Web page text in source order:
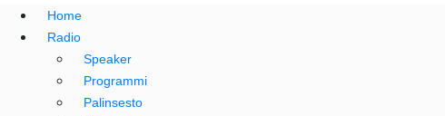
Home
Radio
Speaker
Programmi
Palinsesto